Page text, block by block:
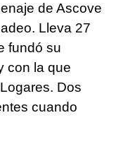
de Ascove
Lleva 27
fundó su
con la que
Dos
cuando